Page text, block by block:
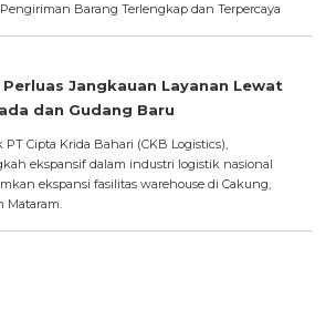
Pengiriman Barang Terlengkap dan Terpercaya
Jangkauan Layanan Lewat
dan Gudang Baru
PT Cipta Krida Bahari (CKB Logistics),
ekspansif dalam industri logistik nasional
ekspansi fasilitas warehouse di Cakung,
Mataram.